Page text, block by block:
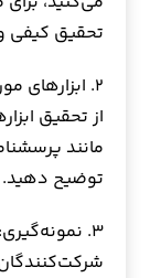
تحقیق کیفی
۲. ابزارهای
از تحقیق
مانند
توضیح دهید.
۳.